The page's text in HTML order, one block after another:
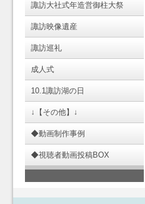
諏訪大社式年造営御柱大祭
諏訪映像遺産
諏訪巡礼
成人式
10.1諏訪湖の日
↓【その他】↓
◆動画制作事例
◆視聴者動画投稿BOX